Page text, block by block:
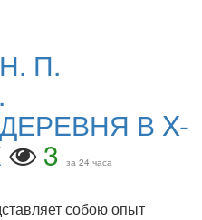
П.
В X-
3 за 24 часа
собою опыт